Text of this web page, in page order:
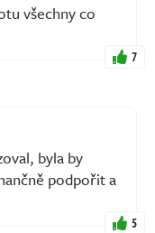
všechny co
7
byla by
podpořit a
5